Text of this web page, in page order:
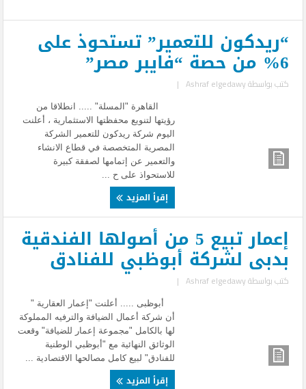
“ريدكون للتعمير” تستحوذ على
6% من حصة “فايبر مصر”
كتب بواسطةAshraf elgedawy
|
القاهرة "المسلة" ..... انطلاقا من
رؤيتها لتنويع محفظتها الاستثمارية ، أعلنت
اليوم شركة ريدكون للتعمير الشركة
المصرية المتخصصة في قطاع الانشاء
والتعمير عن إتمامها لصفقة كبيرة
للاستحواذ على ح ...
إقرأ المزيد
إعمار تبيع 5 من أصولها الفندقية
بدبى لشركة أبوظبي للفنادق
كتب بواسطةAshraf elgedawy
|
أبوظبى ..... أعلنت "إعمار العقارية "
أن شركة أعمال الضيافة والترفيه المملوكة
لها بالكامل "مجموعة إعمار للضيافة" وقعت
الوثائق النهائية مع "أبوظبي الوطنية
للفنادق" لبيع كامل مصالحها الاقتصادية ...
إقرأ المزيد